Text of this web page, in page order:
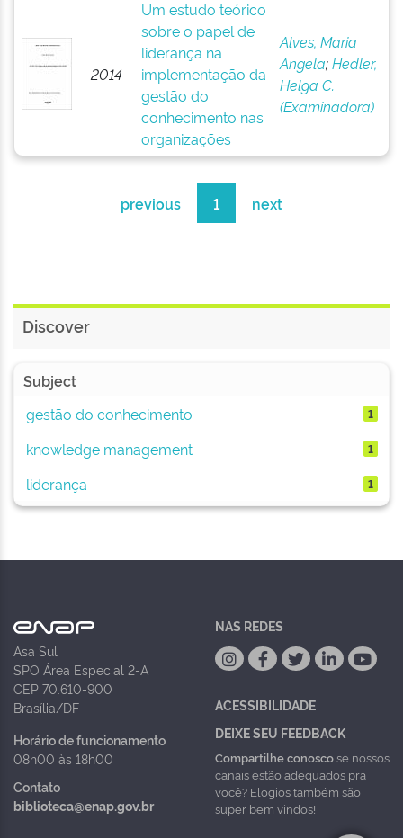
2014
Um estudo teórico
sobre o papel de
liderança na
implementação da
gestão do
conhecimento nas
organizações
Alves, Maria
Angela;Hedler,
Helga C.
(Examinadora)
previous 1 next
Discover
Subject
gestão do conhecimento
1
knowledge management 1
liderança 1
Asa Sul
SPO Área Especial 2-A
CEP 70.610-900
Brasília/DF
Horário de funcionamento
08h00 às 18h00
Contato
biblioteca@enap.gov.br
NAS REDES
ACESSIBILIDADE
DEIXE SEU FEEDBACK
Compartilhe conoscose nossos
canais estão adequados pra
você? Elogios também são
super bem vindos!